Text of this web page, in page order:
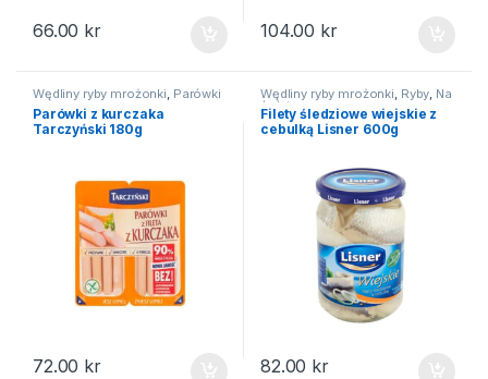
66.00 kr 104.00 kr
Wędliny ryby mrożonki, Parówki
Parówki z kurczaka
Tarczyński 180g
72.00 kr
Wędliny ryby mrożonki, Ryby, Na
święta
Filety śledziowe wiejskie z
cebulką Lisner 600g
82.00 kr